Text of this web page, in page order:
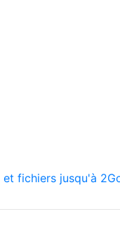
fichiers jusqu'à